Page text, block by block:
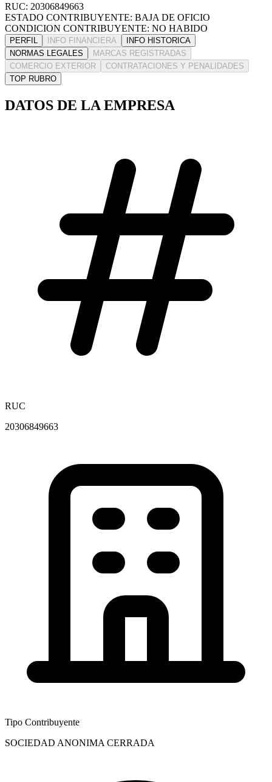
RUC: 20306849663
ESTADO CONTRIBUYENTE: BAJA DE OFICIO
CONDICION CONTRIBUYENTE: NO HABIDO
PERFIL INFO FINANCIERA
INFO HISTORICA
NORMAS LEGALES
MARCAS REGISTRADAS
COMERCIO EXTERIOR
CONTRATACIONES Y PENALIDADES
TOP RUBRO
DATOS DE LA EMPRESA
RUC
20306849663
Tipo Contribuyente
SOCIEDAD ANONIMA CERRADA